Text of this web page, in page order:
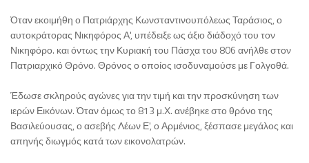
Όταν εκοιμήθη ο Πατριάρχης Κωνσταντινουπόλεως Ταράσιος, ο
αυτοκράτορας Νικηφόρος Α', υπέδειξε ως άξιο διάδοχό του τον
Νικηφόρο. και όντως την Κυριακή του Πάσχα του 806 ανήλθε στον
Πατριαρχικό Θρόνο. Θρόνος ο οποίος ισοδυναμούσε με Γολγοθά.
Έδωσε σκληρούς αγώνες για την τιμή και την προσκύνηση των
ιερών Εικόνων. Όταν όμως το 813 μ.Χ. ανέβηκε στο θρόνο της
Βασιλεύουσας, ο ασεβής Λέων Ε', ο Αρμένιος, ξέσπασε μεγάλος και
απηνής διωγμός κατά των εικονολατρών.